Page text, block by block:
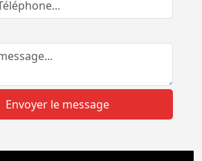
Envoyer le message